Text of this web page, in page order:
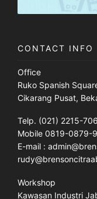
CONTACT INFO
Office
Ruko Spanish
Cikarang Pusat,
Telp. (021) 2215-
Mobile 0819-0879-
E-mail :
Workshop
Kawasan Industri